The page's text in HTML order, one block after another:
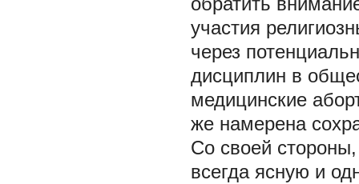
участия
через
дисциплин в
медицинские
же намерена
Со своей
всегда ясную и